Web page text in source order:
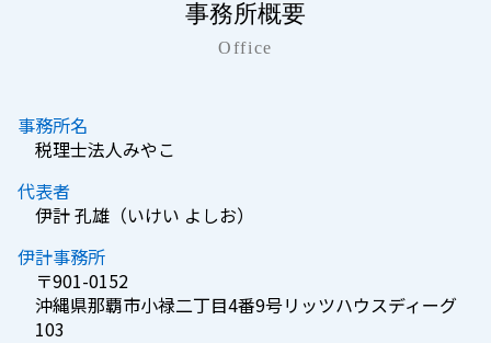
事務所概要
Office
事務所名
税理士法人みやこ
代表者
伊計 孔雄（いけい よしお）
伊計事務所
〒901-0152
沖縄県那覇市小禄二丁目4番9号リッツハウスディーグ
103